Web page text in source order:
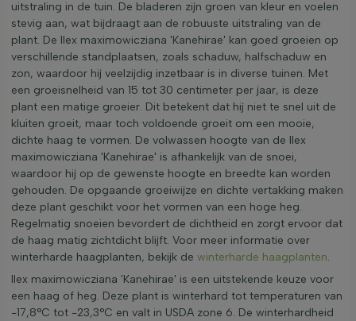
uitstraling in de tuin. De bladeren zijn groen van kleur en voelen
stevig aan, wat bijdraagt aan de robuuste uitstraling van de
plant. De Ilex maximowicziana 'Kanehirae' kan goed groeien op
verschillende standplaatsen, zoals schaduw, halfschaduw en
zon, waardoor hij veelzijdig inzetbaar is in diverse tuinen. Met
een groeisnelheid van 15 tot 30 centimeter per jaar, is deze
plant een matige groeier. Dit betekent dat hij niet te snel uit de
kluiten groeit, maar toch voldoende groeit om een mooie,
dichte haag te vormen. De volwassen hoogte van de Ilex
maximowicziana 'Kanehirae' is afhankelijk van de snoei,
waardoor hij op de gewenste hoogte en breedte kan worden
gehouden. De opgaande groeiwijze en dichte vertakking maken
deze plant geschikt voor het vormen van een hoge heg.
Regelmatig snoeien bevordert de dichtheid en zorgt ervoor dat
de haag matig zichtdicht blijft. Voor meer informatie over
winterharde haagplanten, bekijk de winterharde haagplanten.
Ilex maximowicziana 'Kanehirae' is een uitstekende keuze voor
een haag of heg. Deze plant is winterhard tot temperaturen van
-17,8°C tot -23,3°C en valt in USDA zone 6. De winterhardheid